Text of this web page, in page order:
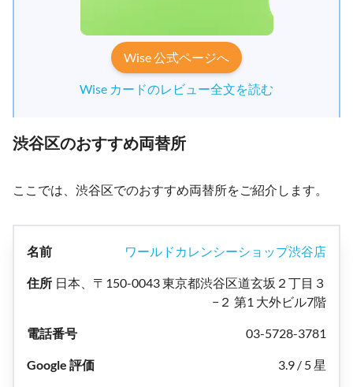
Wise 公式ページへ
Wise カードのレビュー全文を読む
渋谷区のおすすめ両替所
ここでは、渋谷区でのおすすめ両替所をご紹介します。
ワールドカレンシーショップ渋谷店
日本、〒150-0043 東京都渋谷区道玄坂２丁目３
−２ 第1 大外ビル7階
03-5728-3781
3.9 / 5 星